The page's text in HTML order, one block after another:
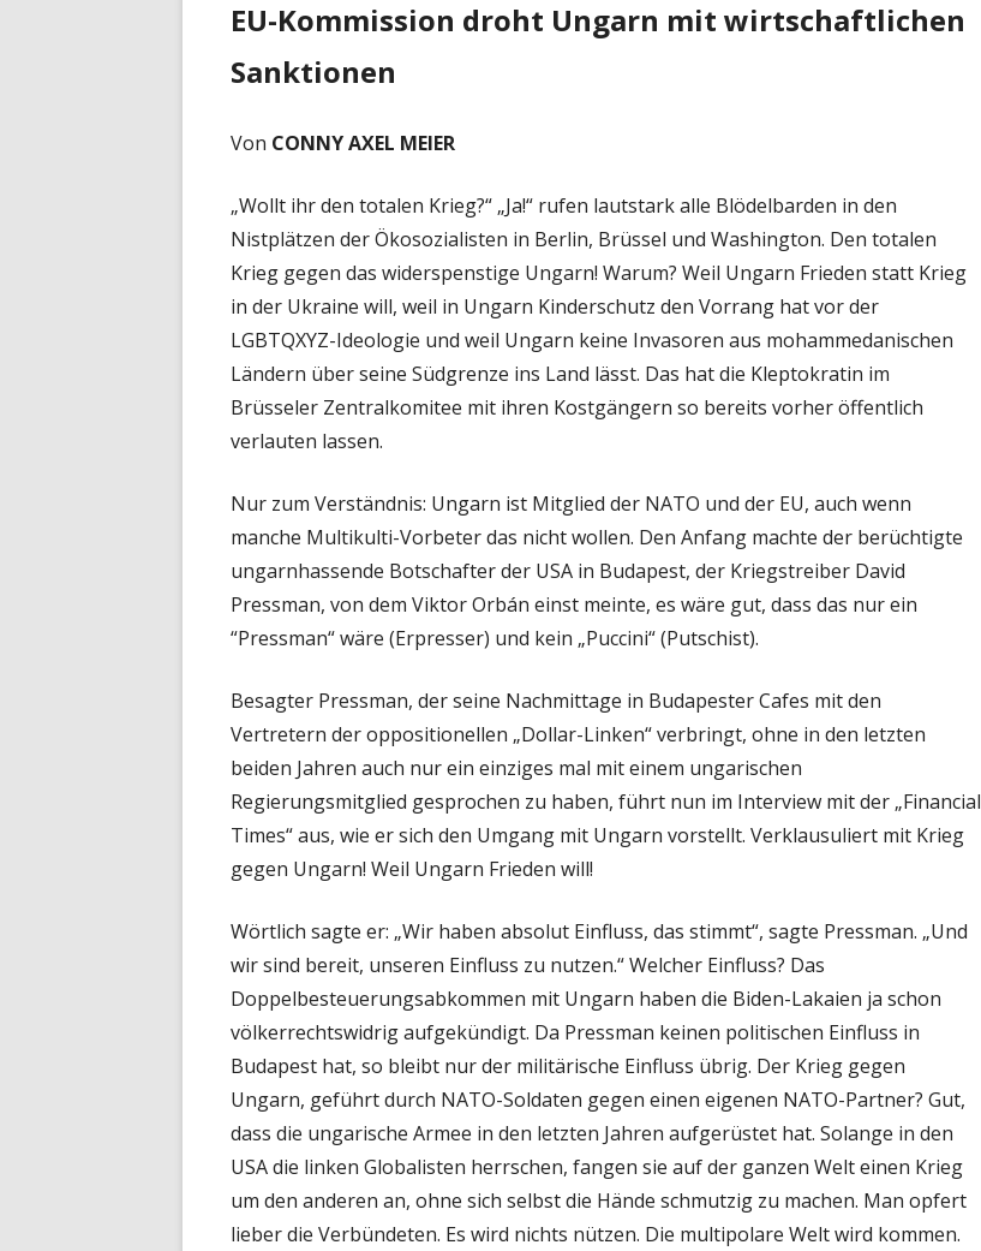
EU-Kommission droht Ungarn mit wirtschaftlichen
Sanktionen
Von CONNY AXEL MEIER
„Wollt ihr den totalen Krieg?“ „Ja!“ rufen lautstark alle Blödelbarden in den
Nistplätzen der Ökosozialisten in Berlin, Brüssel und Washington. Den totalen
Krieg gegen das widerspenstige Ungarn! Warum? Weil Ungarn Frieden statt Krieg
in der Ukraine will, weil in Ungarn Kinderschutz den Vorrang hat vor der
LGBTQXYZ-Ideologie und weil Ungarn keine Invasoren aus mohammedanischen
Ländern über seine Südgrenze ins Land lässt. Das hat die Kleptokratin im
Brüsseler Zentralkomitee mit ihren Kostgängern so bereits vorher öffentlich
verlauten lassen.
Nur zum Verständnis: Ungarn ist Mitglied der NATO und der EU, auch wenn
manche Multikulti-Vorbeter das nicht wollen. Den Anfang machte der berüchtigte
ungarnhassende Botschafter der USA in Budapest, der Kriegstreiber David
Pressman, von dem Viktor Orbán einst meinte, es wäre gut, dass das nur ein
“Pressman“ wäre (Erpresser) und kein „Puccini“ (Putschist).
Besagter Pressman, der seine Nachmittage in Budapester Cafes mit den
Vertretern der oppositionellen „Dollar-Linken“ verbringt, ohne in den letzten
beiden Jahren auch nur ein einziges mal mit einem ungarischen
Regierungsmitglied gesprochen zu haben, führt nun im Interview mit der „Financial
Times“ aus, wie er sich den Umgang mit Ungarn vorstellt. Verklausuliert mit Krieg
gegen Ungarn! Weil Ungarn Frieden will!
Wörtlich sagte er: „Wir haben absolut Einfluss, das stimmt“, sagte Pressman. „Und
wir sind bereit, unseren Einfluss zu nutzen.“ Welcher Einfluss? Das
Doppelbesteuerungsabkommen mit Ungarn haben die Biden-Lakaien ja schon
völkerrechtswidrig aufgekündigt. Da Pressman keinen politischen Einfluss in
Budapest hat, so bleibt nur der militärische Einfluss übrig. Der Krieg gegen
Ungarn, geführt durch NATO-Soldaten gegen einen eigenen NATO-Partner? Gut,
dass die ungarische Armee in den letzten Jahren aufgerüstet hat. Solange in den
USA die linken Globalisten herrschen, fangen sie auf der ganzen Welt einen Krieg
um den anderen an, ohne sich selbst die Hände schmutzig zu machen. Man opfert
lieber die Verbündeten. Es wird nichts nützen. Die multipolare Welt wird kommen.